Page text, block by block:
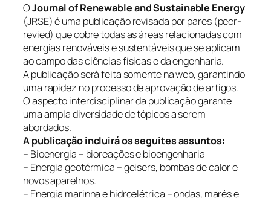
OJournal of Renewable and Sustainable Energy
(JRSE) é uma publicação revisada por pares (peer-
revied) que cobre todas as áreas relacionadas com
energias renováveis e sustentáveis que se aplicam
ao campo das ciências físicas e da engenharia.
A publicação será feita somente na web, garantindo
uma rapidez no processo de aprovação de artigos.
O aspecto interdisciplinar da publicação garante
uma ampla diversidade de tópicos a serem
abordados.
A publicação incluirá os seguites assuntos:
– Bioenergia – bioreações e bioengenharia
– Energia geotérmica – geisers, bombas de calor e
novos aparelhos.
– Energia marinha e hidroelétrica – ondas, marés e